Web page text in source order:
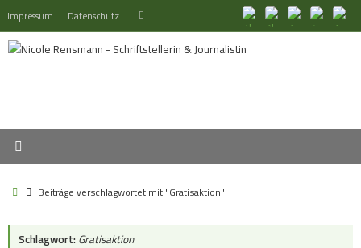
Inhalt
springen
Impressum Datenschutz Suchen
StartBeiträge verschlagwortet mit "Gratisaktion"
Schlagwort: Gratisaktion